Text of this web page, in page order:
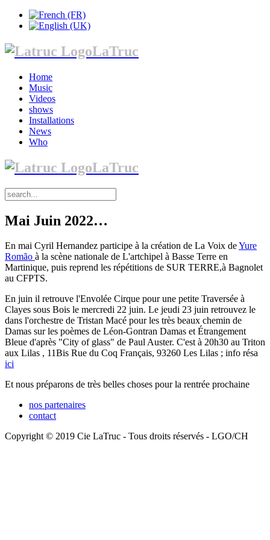
LaTruc
Home
Music
Videos
shows
Installations
News
Who
LaTruc
Mai Juin 2022…
En mai Cyril Hernandez participe à la création de La Voix deYure
Romão à la scène nationale de L'artchipel à Basse Terre en
Martinique, puis reprend les répétitions de SUR TERRE,à Bagnolet
au CFPTS.
En juin il retrouve l'Envolée Cirque pour une petite Traversée à
Clayes sous Bois le mercredi 22 juin. Le jeudi 23 juin retrouvez le
dans l'orchestre de Tristan Macé pour les très beaux chemin de
Damas sur les poèmes de Léon-Gontran Damas et Étrangement
Bleue d'après "City of glass" de Paul Auster. C'est à 20h30 au Triton
aux Lilas , 11Bis Rue du Coq Français, 93260 Les Lilas ; info résa
ici
Et nous préparons de très belles choses pour la rentrée prochaine
nos partenaires
contact
Copyright © 2019 Cie LaTruc - Tous droits réservés - LGO/CH